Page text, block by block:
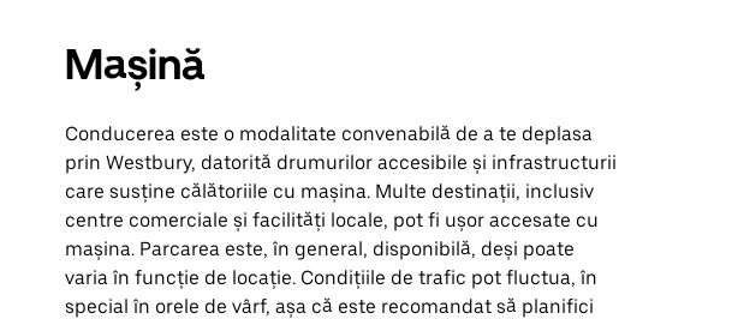
Mașină
Conducerea este o modalitate convenabilă de a te deplasa
prin Westbury, datorită drumurilor accesibile și infrastructurii
care susține călătoriile cu mașina. Multe destinații, inclusiv
centre comerciale și facilități locale, pot fi ușor accesate cu
mașina. Parcarea este, în general, disponibilă, deși poate
varia în funcție de locație. Condițiile de trafic pot fluctua, în
special în orele de vârf, așa că este recomandat să planifici